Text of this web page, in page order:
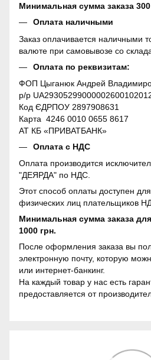
Минимальная сумма заказа 300
Оплата наличными
Заказ оплачивается наличными
валюте при самовывозе со
Оплата по реквизитам:
ФОП Цыганюк Андрей
р/р
Код ЄДРПОУ 2897908631
Карта 4246 0010 0655 8617
АТ КБ «ПРИВАТБАНК»
Оплата с НДС
Оплата производится
"ДЕЯРДА" по НДС.
Этот способ оплаты доступен
физических лиц плательщиков
Минимальная сумма заказа
1000 грн.
После оформления заказа вы
электронную почту, которую
или интернет-банкинг.
На каждый товар у нас есть
предоставляется от